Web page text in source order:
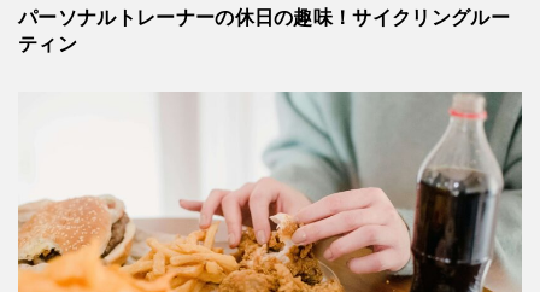
パーソナルトレーナーの休日の趣味！サイクリングルー
ティン